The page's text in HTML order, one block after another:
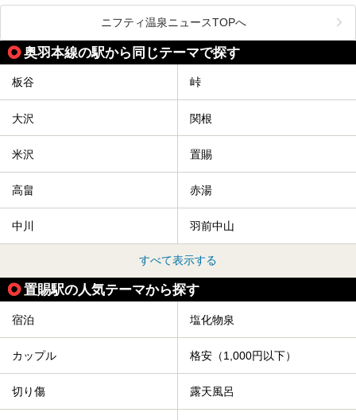
舞鶴山の山頂まで軽いハイキングの気分で登れば、そこでは
なんと「人間将棋」が行われているのです！
「人間将棋」とは昭和31年から毎年春に山形県天童市で行
われている一大イベントで、甲冑や着物姿の武者に扮した人
間が将棋の駒となり、対局を行っているのです。
人気漫画「３月のライオン」の中でもこの人間将棋のシーン
りに、思わず吹き出してしまった読者もいることでしょう。
われます。また、23日は「天童百面指し」が行われ、人間
とができます。
天童市には温泉も多数あるので、桜と人間将棋を見た後はゆ
っくり温泉に浸かってはいかがでしょうか。
今回は山形県天童市のおすすめ温泉をご紹介します！
ニフティ温泉ニュースTOPへ
奥羽本線の駅から同じテーマで探す
板谷 峠
大沢 関根
米沢 置賜
高畠 赤湯
中川 羽前中山
すべて表示する
置賜駅の人気テーマから探す
宿泊 塩化物泉
カップル 格安（1,000円以下）
切り傷 露天風呂